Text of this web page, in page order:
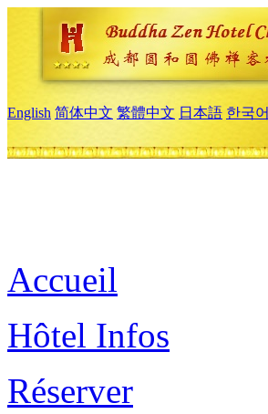
English 简体中文 繁體中文 日本語 한국어
Accueil
Hôtel Infos
Réserver